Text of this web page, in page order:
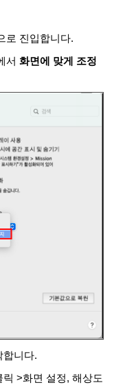
로 진입합니다.
서 화면에 맞게 조정
합니다.
릭 >화면 설정, 해상도